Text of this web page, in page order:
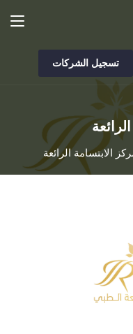
تسجيل الشركات
الابتسامة الرائعة